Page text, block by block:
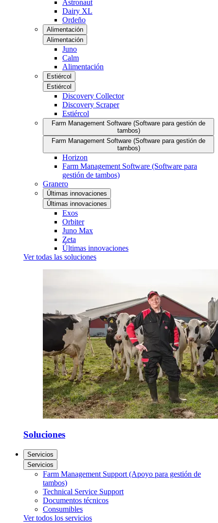
Astronaut
Dairy XL
Ordeño
Alimentación
Alimentación
Juno
Calm
Alimentación
Estiércol
Estiércol
Discovery Collector
Discovery Scraper
Estiércol
Farm Management Software (Software para gestión de
tambos)
Farm Management Software (Software para gestión de
tambos)
Horizon
Farm Management Software (Software para
gestión de tambos)
Granero
Últimas innovaciones
Últimas innovaciones
Exos
Orbiter
Juno Max
Zeta
Últimas innovaciones
Ver todas las soluciones
Soluciones
Servicios
Servicios
Farm Management Support (Apoyo para gestión de
tambos)
Technical Service Support
Documentos técnicos
Consumibles
Ver todos los servicios